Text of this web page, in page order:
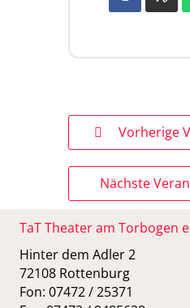
Vorherige
Nächste
TaT Theater am Torbogen
Hinter dem Adler 2
72108 Rottenburg
Fon: 07472 / 25371